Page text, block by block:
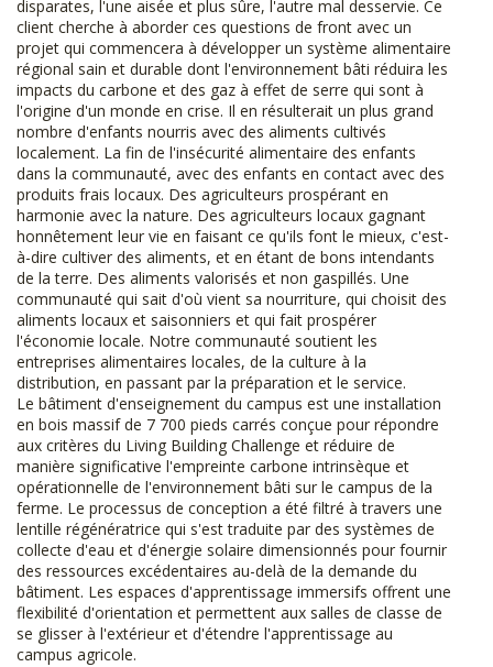
disparates, l'une aisée et plus sûre, l'autre mal desservie. Ce
client cherche à aborder ces questions de front avec un
projet qui commencera à développer un système alimentaire
régional sain et durable dont l'environnement bâti réduira les
impacts du carbone et des gaz à effet de serre qui sont à
l'origine d'un monde en crise. Il en résulterait un plus grand
nombre d'enfants nourris avec des aliments cultivés
localement. La fin de l'insécurité alimentaire des enfants
dans la communauté, avec des enfants en contact avec des
produits frais locaux. Des agriculteurs prospérant en
harmonie avec la nature. Des agriculteurs locaux gagnant
honnêtement leur vie en faisant ce qu'ils font le mieux, c'est-
à-dire cultiver des aliments, et en étant de bons intendants
de la terre. Des aliments valorisés et non gaspillés. Une
communauté qui sait d'où vient sa nourriture, qui choisit des
aliments locaux et saisonniers et qui fait prospérer
l'économie locale. Notre communauté soutient les
entreprises alimentaires locales, de la culture à la
distribution, en passant par la préparation et le service.
Le bâtiment d'enseignement du campus est une installation
en bois massif de 7 700 pieds carrés conçue pour répondre
aux critères du Living Building Challenge et réduire de
manière significative l'empreinte carbone intrinsèque et
opérationnelle de l'environnement bâti sur le campus de la
ferme. Le processus de conception a été filtré à travers une
lentille régénératrice qui s'est traduite par des systèmes de
collecte d'eau et d'énergie solaire dimensionnés pour fournir
des ressources excédentaires au-delà de la demande du
bâtiment. Les espaces d'apprentissage immersifs offrent une
flexibilité d'orientation et permettent aux salles de classe de
se glisser à l'extérieur et d'étendre l'apprentissage au
campus agricole.